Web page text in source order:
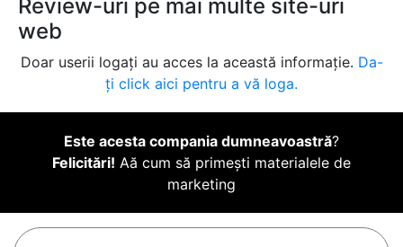
Review-uri pe mai multe site-uri
web
Doar userii logați au acces la această informație. Da-
ți click aici pentru a vă loga.
Este acesta compania dumneavoastră?
Felicitări! Aă cum să primești materialele de
marketing